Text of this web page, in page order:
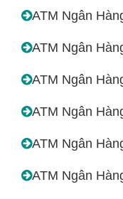
ATM Ngân
ATM Ngân
ATM Ngân
ATM Ngân
ATM Ngân
ATM Ngân